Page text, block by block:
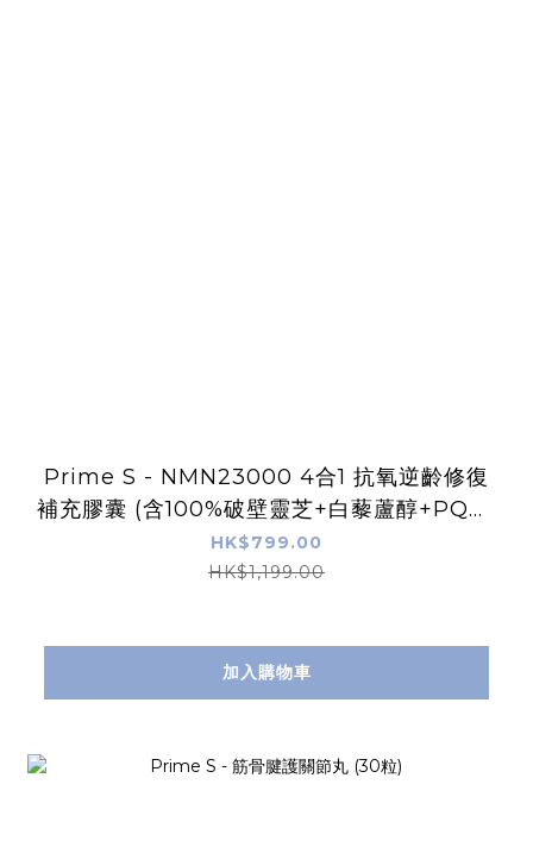
Prime S - NMN23000 4合1 抗氧逆齡修復
補充膠囊 (含100%破壁靈芝+白藜蘆醇+PQQ)
99粒
HK$799.00
HK$1,199.00
加入購物車